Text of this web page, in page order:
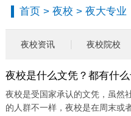
首页> 夜校 > 夜大专业
夜校资讯 夜校院校
夜校是什么文凭？都有什么
夜校是受国家承认的文凭，虽然
的人群不一样，夜校是在周末或